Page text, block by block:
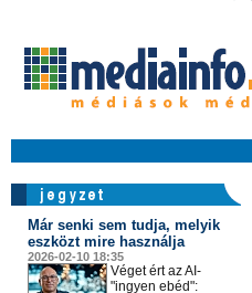
Már senki sem tudja, melyik
eszközt mire használja
2026-02-10 18:35
Véget ért az AI-
"ingyen ebéd":